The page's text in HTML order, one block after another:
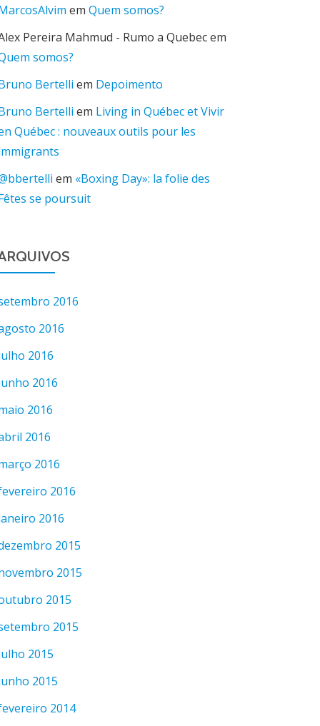
em Quem somos?
Pereira Mahmud - Rumo a Quebecem
somos?
Bertelli em Depoimento
Bertelli em Living in Québec et Vivir
Québec : nouveaux outils pour les
em «Boxing Day»: la folie des
se poursuit
2016
2016
2016
2016
2016
2016
2016
2016
2016
2015
2015
2015
2015
2015
2015
2014